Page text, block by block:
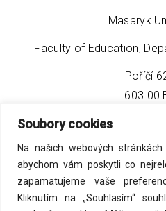
Soubory cookies
Na našich webových
abychom vám poskytli co
zapamatujeme vaše
Kliknutím na „Souhlasím“
Masaryk
Faculty of Education,
Poříčí
603 00
phone:
email: